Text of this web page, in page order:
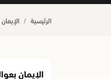
الرئيسية
الإيمان